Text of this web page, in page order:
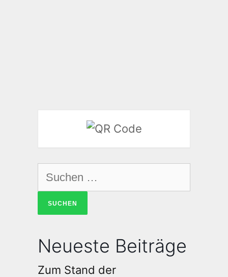
Neueste Beiträge
Zum Stand der